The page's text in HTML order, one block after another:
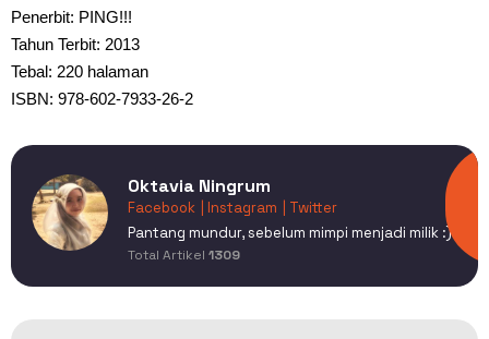
Penerbit: PING!!!
Tahun Terbit: 2013
Tebal: 220 halaman
ISBN: 978-602-7933-26-2
Oktavia Ningrum
Facebook | Instagram
| Twitter
Pantang mundur, sebelum mimpi menjadi milik :)
Total Artikel 1309